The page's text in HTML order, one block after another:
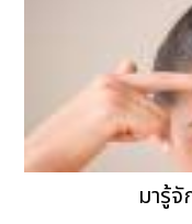
มารู้